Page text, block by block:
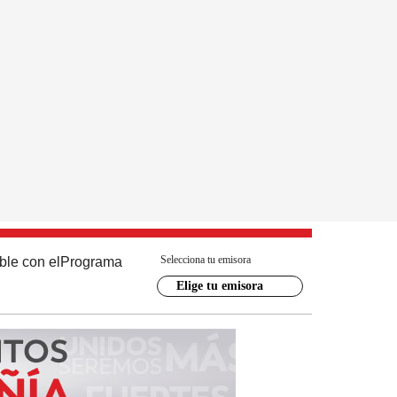
con el Programa Selecciona tu emisora
Elige tu emisora